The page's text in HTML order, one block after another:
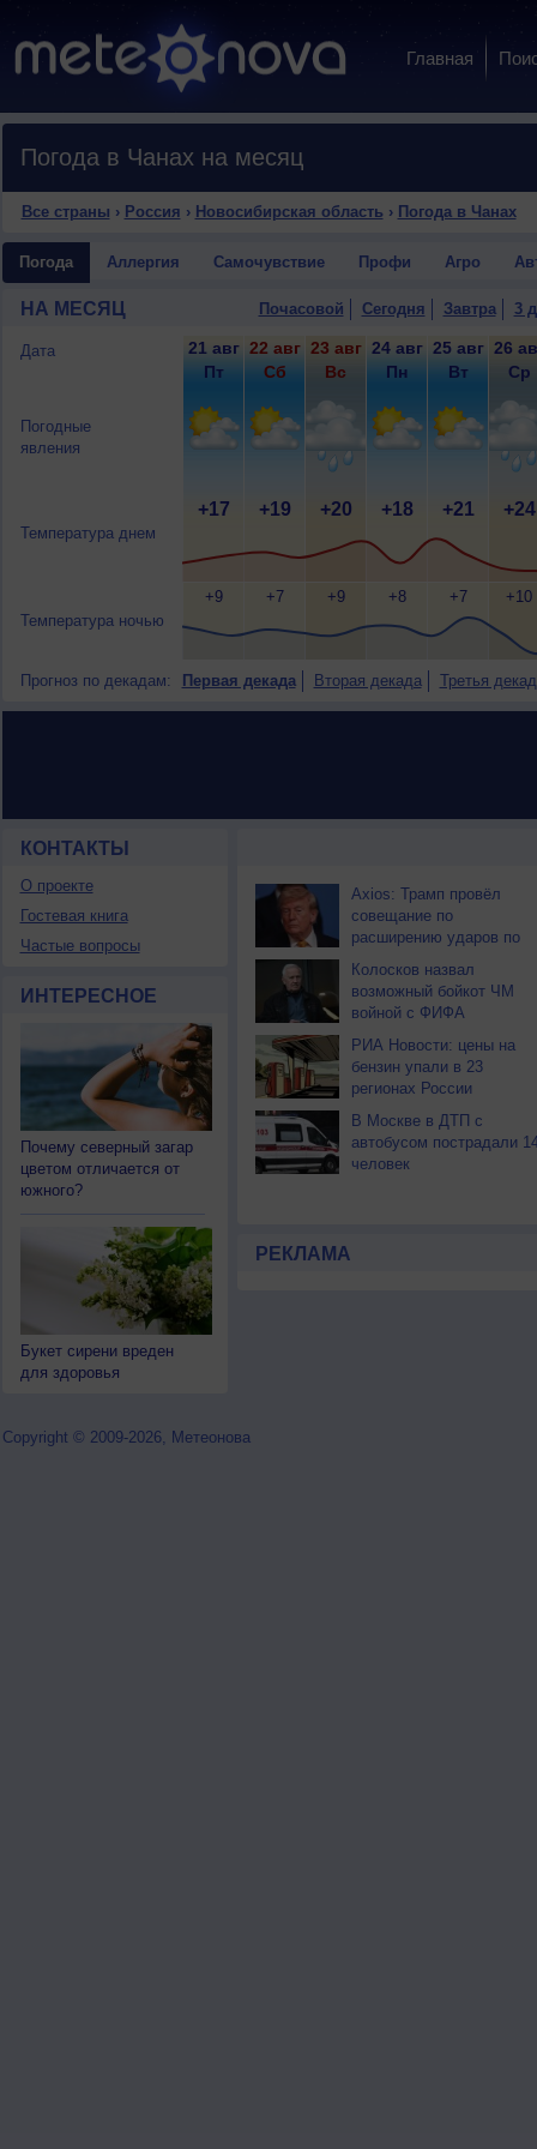
Главная
Погода в Чанах на месяц
Все страны › Россия › Новосибирская область › Погода в Чанах
Погода Аллергия Самочувствие Профи Агро
НА МЕСЯЦ Почасовой Сегодня Завтра 3
Дата
Погодные
явления
Температура днем
Температура ночью
21 авг
Пт
+17
+9
22 авг
Сб
+19
+7
23 авг
Вс
+20
+9
24 авг
Пн
+18
+8
25 авг
Вт
+21
+7
26
Ср
+24
+10
Прогноз по декадам: Первая декада Вторая декада Третья
КОНТАКТЫ
О проекте
Гостевая книга
Частые вопросы
ИНТЕРЕСНОЕ
Почему северный загар
цветом отличается от
южного?
Букет сирени вреден
для здоровья
НОВОСТИ ПАРТНЕРОВ
Axios: Трамп провёл
совещание по
расширению ударов по
Ирану
Колосков назвал
возможный бойкот ЧМ
войной с ФИФА
РИА Новости: цены на
бензин упали в 23
регионах России
В Москве в ДТП с
автобусом пострадали
человек
РЕКЛАМА
Copyright © 2009-2026, Метеонова